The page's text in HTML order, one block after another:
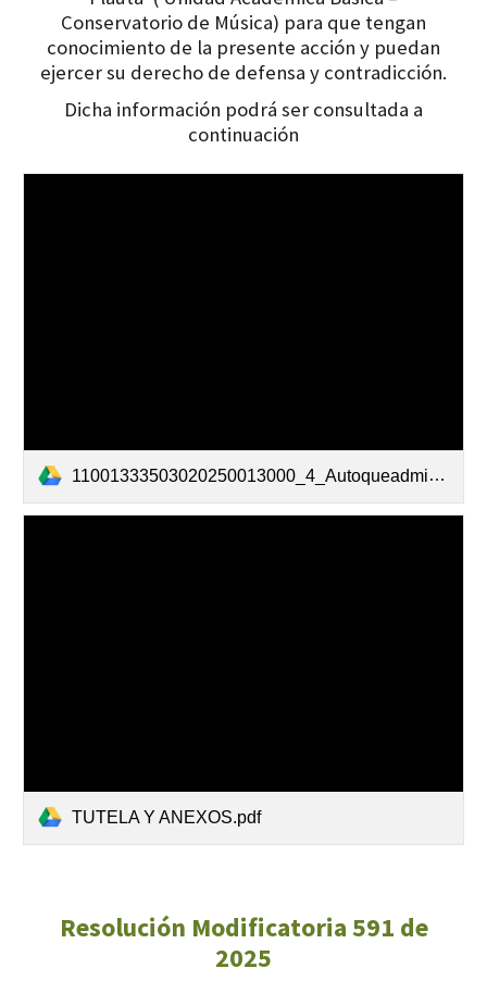
Conservatorio de Música) para que tengan
conocimiento de la presente acción y puedan
ejercer su derecho de defensa y contradicción.
Dicha información podrá ser consultada a
continuación
11001333503020250013000_4_Autoqueadmite_AT202500130Admitecon_0_20250402165606240_TAGrabarDetallereserva133880869264008730 (1).pdf
TUTELA Y ANEXOS.pdf
Resolución Modificatoria 591 de
2025